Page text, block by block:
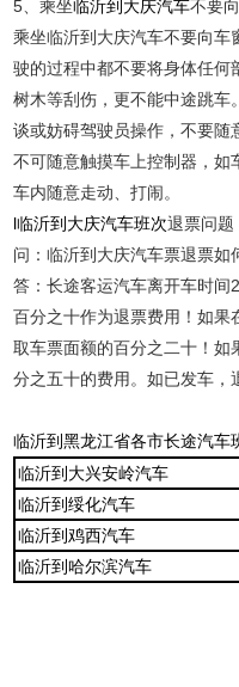
5、乘坐临沂到大庆汽车不要
乘坐临沂到大庆汽车不要向车
驶的过程中都不要将身体任何
树木等刮伤，更不能中途跳车
谈或妨碍驾驶员操作，不要随
不可随意触摸车上控制器，如
车内随意走动、打闹。
l临沂到大庆汽车班次退票问题
问：临沂到大庆汽车票退票如
答：长途客运汽车离开车时间
百分之十作为退票费用！如果
取车票面额的百分之二十！如
分之五十的费用。如已发车，
临沂到黑龙江省各市长途汽车
临沂到大兴安岭汽车
临沂到绥化汽车
临沂到鸡西汽车
临沂到哈尔滨汽车